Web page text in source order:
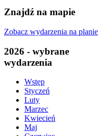
Znajdź na mapie
Zobacz wydarzenia na planie
2026 - wybrane
wydarzenia
Wstęp
Styczeń
Luty
Marzec
Kwiecień
Maj